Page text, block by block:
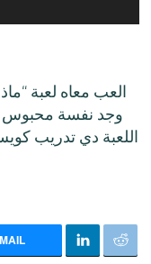
العب معاه لعبة
وجد نفسة محبوس
اللعبة دي تدريب